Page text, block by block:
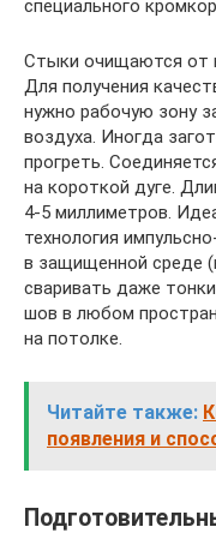
специального
Стыки очищаются от
Для получения
нужно рабочую зону
воздуха. Иногда
прогреть.
на короткой дуге.
4-5 миллиметров.
технология
в защищенной среде
сваривать даже
шов в любом
на потолке.
Читайте также:
появления и